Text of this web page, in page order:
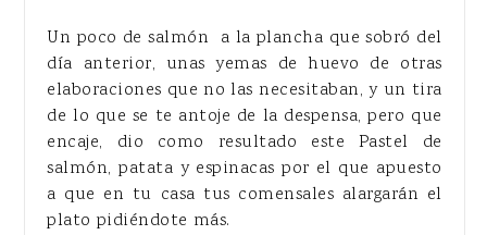
Un poco de salmón a la plancha que sobró del
día anterior, unas yemas de huevo de otras
elaboraciones que no las necesitaban, y un tira
de lo que se te antoje de la despensa, pero que
encaje, dio como resultado este Pastel de
salmón, patata y espinacas por el que apuesto
a que en tu casa tus comensales alargarán el
plato pidiéndote más.